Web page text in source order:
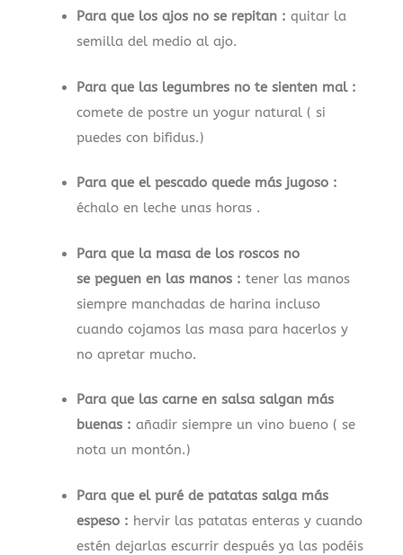
Para que los ajos no se repitan :quitar la
semilla del medio al ajo.
Para que las legumbres no te sienten mal :
comete de postre un yogur natural ( si
puedes con bifidus.)
Para que el pescado quede más jugoso :
échalo en leche unas horas .
Para que la masa de los roscos no
se peguen en las manos :tener las manos
siempre manchadas de harina incluso
cuando cojamos las masa para hacerlos y
no apretar mucho.
Para que las carne en salsa salgan más
buenas : añadir siempre un vino bueno ( se
nota un montón.)
Para que el puré de patatas salga más
espeso : hervir las patatas enteras y cuando
estén dejarlas escurrir después ya las podéis